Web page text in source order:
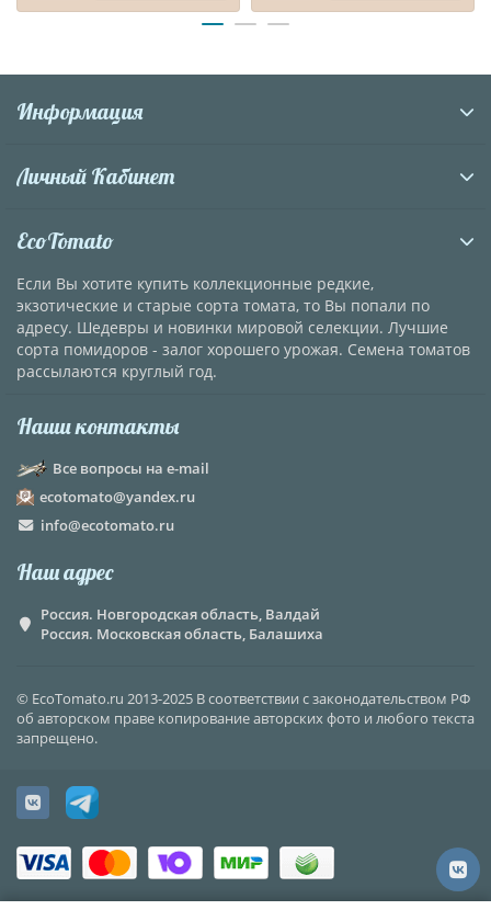
Информация
Личный Кабинет
EcoTomato
Если Вы хотите купить коллекционные редкие,
экзотические и старые сорта томата, то Вы попали по
адресу. Шедевры и новинки мировой селекции. Лучшие
сорта помидоров - залог хорошего урожая. Семена томатов
рассылаются круглый год.
Наши контакты
Все вопросы на e-mail
ecotomato@yandex.ru
info@ecotomato.ru
Наш адрес
Россия. Новгородская область, Валдай
Россия. Московская область, Балашиха
© EcoTomato.ru 2013-2025 В соответствии с законодательством РФ
об авторском праве копирование авторских фото и любого текста
запрещено.